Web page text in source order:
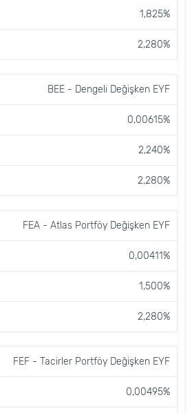
1,825%
2,280%
BEE - Dengeli Değişken EYF
0,00615%
2,240%
2,280%
FEA - Atlas Portföy Değişken EYF
0,00411%
1,500%
2,280%
FEF - Tacirler Portföy Değişken EYF
0,00495%